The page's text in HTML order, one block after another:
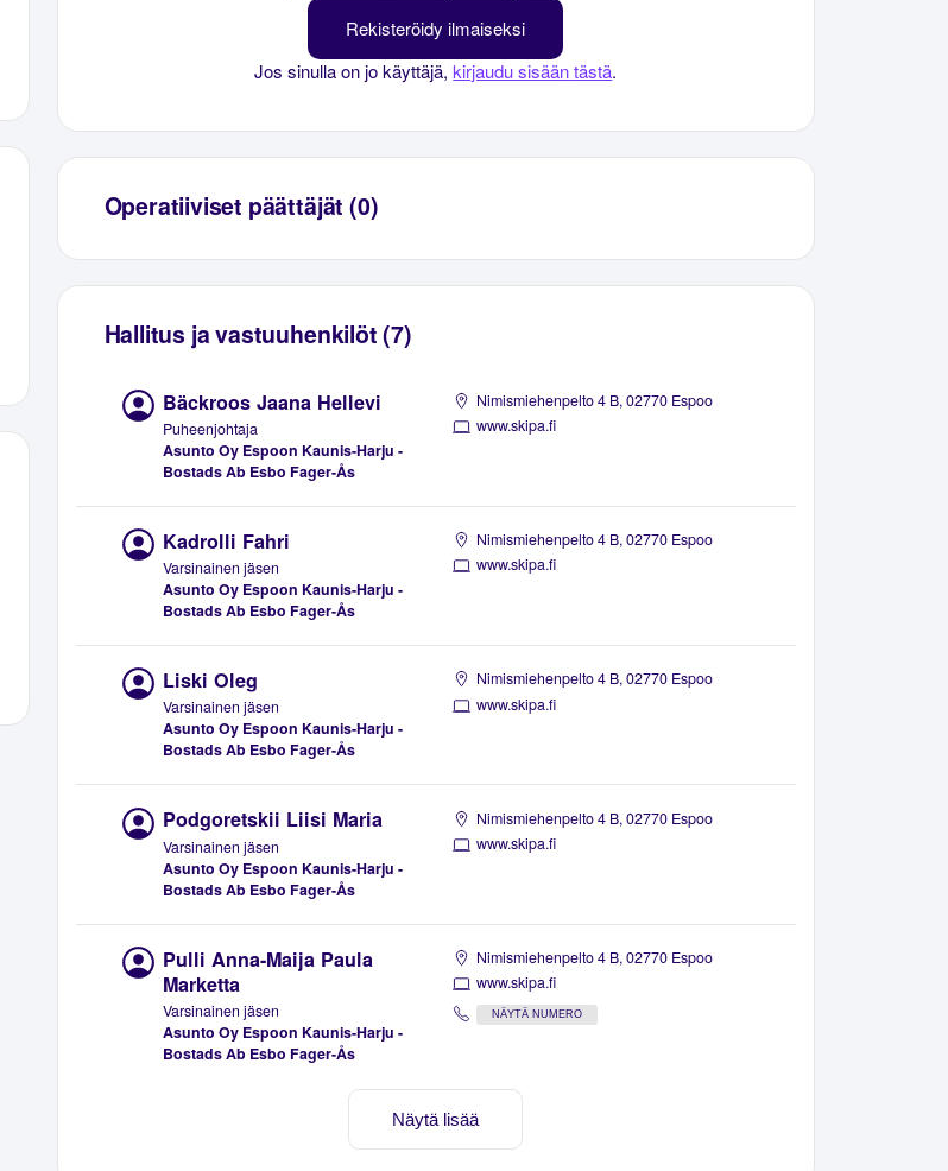
Rekisteröidy ilmaiseksi
Jos sinulla on jo käyttäjä,kirjaudu sisään tästä.
Operatiiviset päättäjät (0)
Hallitus ja vastuuhenkilöt (7)
Bäckroos Jaana Hellevi
Puheenjohtaja
Asunto Oy Espoon Kaunis-Harju -
Bostads Ab Esbo Fager-Ås
Nimismiehenpelto 4 B, 02770 Espoo
www.skipa.fi
Kadrolli Fahri
Varsinainen jäsen
Asunto Oy Espoon Kaunis-Harju -
Bostads Ab Esbo Fager-Ås
Nimismiehenpelto 4 B, 02770 Espoo
www.skipa.fi
Liski Oleg
Varsinainen jäsen
Asunto Oy Espoon Kaunis-Harju -
Bostads Ab Esbo Fager-Ås
Nimismiehenpelto 4 B, 02770 Espoo
www.skipa.fi
Podgoretskii Liisi Maria
Varsinainen jäsen
Asunto Oy Espoon Kaunis-Harju -
Bostads Ab Esbo Fager-Ås
Nimismiehenpelto 4 B, 02770 Espoo
www.skipa.fi
Pulli Anna-Maija Paula
Marketta
Varsinainen jäsen
Asunto Oy Espoon Kaunis-Harju -
Bostads Ab Esbo Fager-Ås
Nimismiehenpelto 4 B, 02770 Espoo
www.skipa.fi
NÄYTÄ NUMERO
Näytä lisää